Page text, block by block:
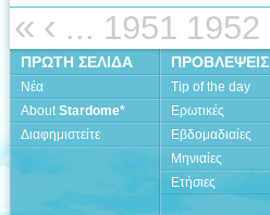
« ‹ ... 1951 1952
ΠΡΩΤΗ ΣΕΛΙΔΑ
Νέα
AboutStardome*
Διαφημιστείτε
ΠΡΟΒΛΕΨΕΙΣ
Tip of the day
Ερωτικές
Εβδομαδιαίες
Μηνιαίες
Ετήσιες